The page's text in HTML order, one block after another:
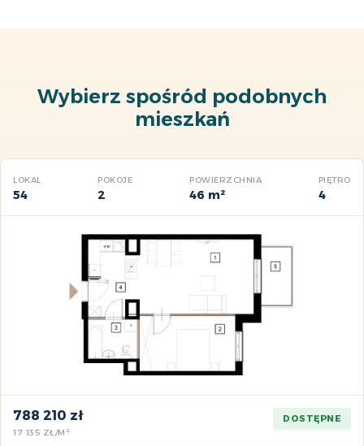
Wybierz spośród podobnych
mieszkań
LOKAL
54
POKOJE
2
POWIERZCHNIA
46 m²
PIĘTRO
4
788 210 zł
17 135 ZŁ/M²
DOSTĘPNE